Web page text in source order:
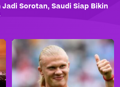
Sorotan, Saudi Siap Bikin